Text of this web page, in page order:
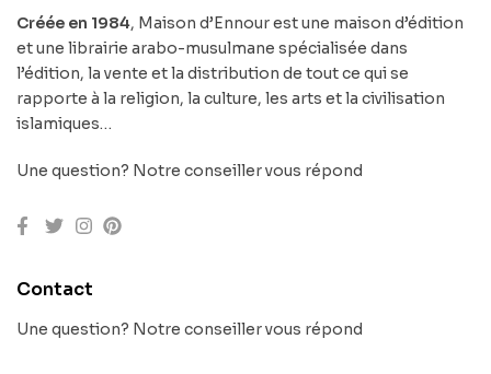
Créée en 1984, Maison d’Ennour est une maison d’édition
et une librairie arabo-musulmane spécialisée dans
l’édition, la vente et la distribution de tout ce qui se
rapporte à la religion, la culture, les arts et la civilisation
islamiques…
Une question? Notre conseiller vous répond
Contact
Une question? Notre conseiller vous répond